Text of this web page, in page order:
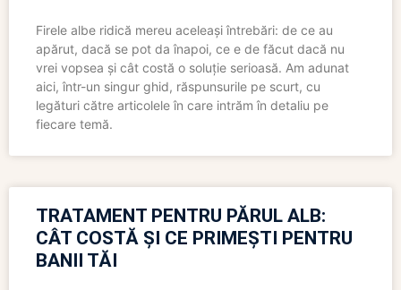
Firele albe ridică mereu aceleași întrebări: de ce au
apărut, dacă se pot da înapoi, ce e de făcut dacă nu
vrei vopsea și cât costă o soluție serioasă. Am adunat
aici, într-un singur ghid, răspunsurile pe scurt, cu
legături către articolele în care intrăm în detaliu pe
fiecare temă.
TRATAMENT PENTRU PĂRUL ALB:
CÂT COSTĂ ȘI CE PRIMEȘTI PENTRU
BANII TĂI